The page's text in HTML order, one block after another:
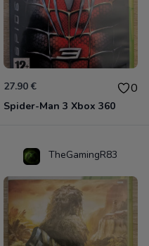
27.90 € 0
Spider-Man 3 Xbox 360
TheGamingR83